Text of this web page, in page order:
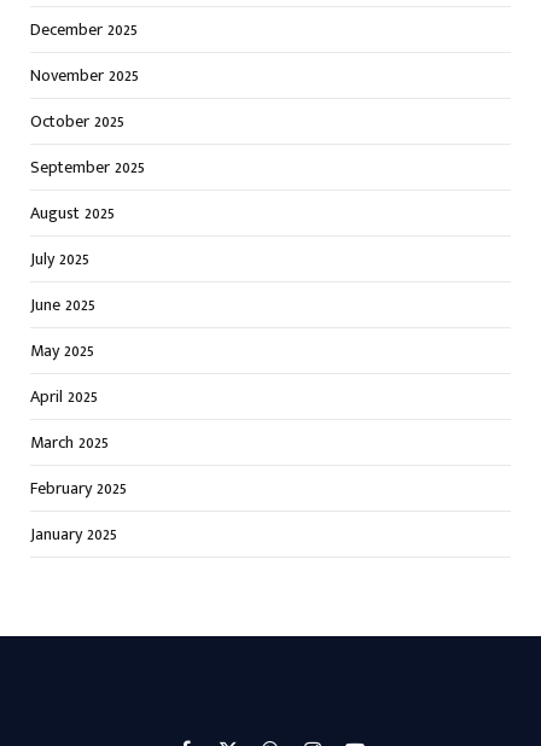
December 2025
November 2025
October 2025
September 2025
August 2025
July 2025
June 2025
May 2025
April 2025
March 2025
February 2025
January 2025